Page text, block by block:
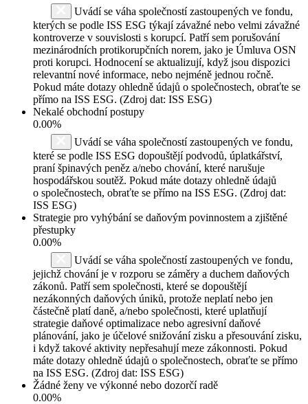
Uvádí se váha společností zastoupených ve fondu,
kterých se podle ISS ESG týkají závažné nebo velmi závažné
kontroverze v souvislosti s korupcí. Patří sem porušování
mezinárodních protikorupčních norem, jako je Úmluva OSN
proti korupci. Hodnocení se aktualizují, když jsou dispozici
relevantní nové informace, nebo nejméně jednou ročně.
Pokud máte dotazy ohledně údajů o společnostech, obraťte se
přímo na ISS ESG. (Zdroj dat: ISS ESG)
Nekalé obchodní postupy
0.00%
Uvádí se váha společností zastoupených ve fondu,
které se podle ISS ESG dopouštějí podvodů, úplatkářství,
praní špinavých peněz a/nebo chování, které narušuje
hospodářskou soutěž. Pokud máte dotazy ohledně údajů
o společnostech, obraťte se přímo na ISS ESG. (Zdroj dat:
ISS ESG)
Strategie pro vyhýbání se daňovým povinnostem a zjištěné
přestupky
0.00%
Uvádí se váha společností zastoupených ve fondu,
jejichž chování je v rozporu se záměry a duchem daňových
zákonů. Patří sem společnosti, které se dopouštějí
nezákonných daňových úniků, protože neplatí nebo jen
částečně platí daně, a/nebo společnosti, které uplatňují
strategie daňové optimalizace nebo agresivní daňové
plánování, jako je účelové snižování zisku a přesouvání zisku,
i když takové aktivity nepřesahují meze zákonnosti. Pokud
máte dotazy ohledně údajů o společnostech, obraťte se přímo
na ISS ESG. (Zdroj dat: ISS ESG)
Žádné ženy ve výkonné nebo dozorčí radě
0.00%